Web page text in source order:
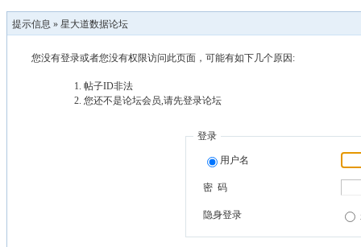
提示信息 » 星大道数据论坛
您没有登录或者您没有权限访问此页面，可能有如下几个原因:
帖子ID非法
您还不是论坛会员,请先登录论坛
登录
用户名
密 码
隐身登录